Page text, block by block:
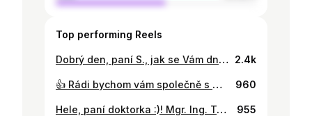
Top performing Reels
Dobrý den, paní S., jak se Vám dnes daří? Je mi smutno... ...Copak byste si přála? Mám na něco chuť... Dala byste si pudink? Přinesu Vám vychlazený... A pomůžete mi? Budete tu se mnou? Pomůžu a budu. Jsem tu s Vámi, ano? . Chutná Vám? Chutná, díky Vám... 🤍 . Tak tu sedím u pacientky poslední den v roce, pomáhám ji krmit čokoládovým pudinkem, povídám si s ní, držím ji za ruku... jsem u ní. A vím, 11 let na vysoké škole, 9 let na medicíně... a? :) . Moji milí, opatrujte se v novém roce, zachovejte si dobro a především lásku 🎄🥼🤍🦊🩺 . . . #vyziva #vyzivavgeriatrii #nutrition #nutricnispecialista #nutricniterapeut #RD #RDN #RDs #clinicaldietitians #dietitians #RD2be #nutritionstudents #medicine #study #studynutrition #malnutrition #nutrition #clinicalnutrition #dietitianlife #whatdietitiansdo #whatrdsdo #dieteticstudents #medicalnutritiontherapy #assistantprofessor #dietitiansofinstagram #dietitianapproved #doctor #doctortobe #clinicaldietitians #palliativecare 2.4k
👍 Rádi bychom vám společně s @tvagnerova_drdietitian poděkovali za všechny tipy, milé reakce a zprávy. Máme z toho upřímnou a obrovskou radost a zároveň je to pro nás velký závazek a odpovědnost směrem k vám 😉! 🎙️ Velice si vážíme toho, že vám budeme moci pravidelně přinášet vědecky podložené informace o výživě a zdravém životním stylu a pevně věříme, že se vám naše další cesta bude líbit. PS: dovedete si představit to “faux pas”, kdyby to nebyla Tereza ale někdo jiný 😅? Minutu před zveřejněním videa bylo pod předešlým příspěvkem na Instagramu 114 komentářů, ze kterých 80 správně tipovalo Terezu 👏 #imvpodcast #modernivyziva #zdravastrava #zdravyzivotnystyl #nutricniterapeut 960
Hele, paní doktorka :)! Mgr. Ing. Tereza Vágnerová, Ph.D. Dobrý den! 🤍 . Předem všem moc děkuji, mám obrovskou radost i z obhajoby, cesta to byla náročná a někdy se o ní rozepíšu, ale dnes budu oslavovat ⭐! . #phd #doctor #medicalfaculty #preventivemedicine 955